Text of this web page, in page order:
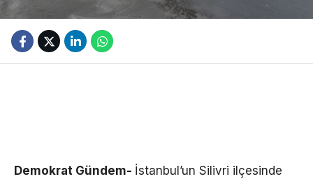
Demokrat Gündem- İstanbul’un Silivri ilçesinde